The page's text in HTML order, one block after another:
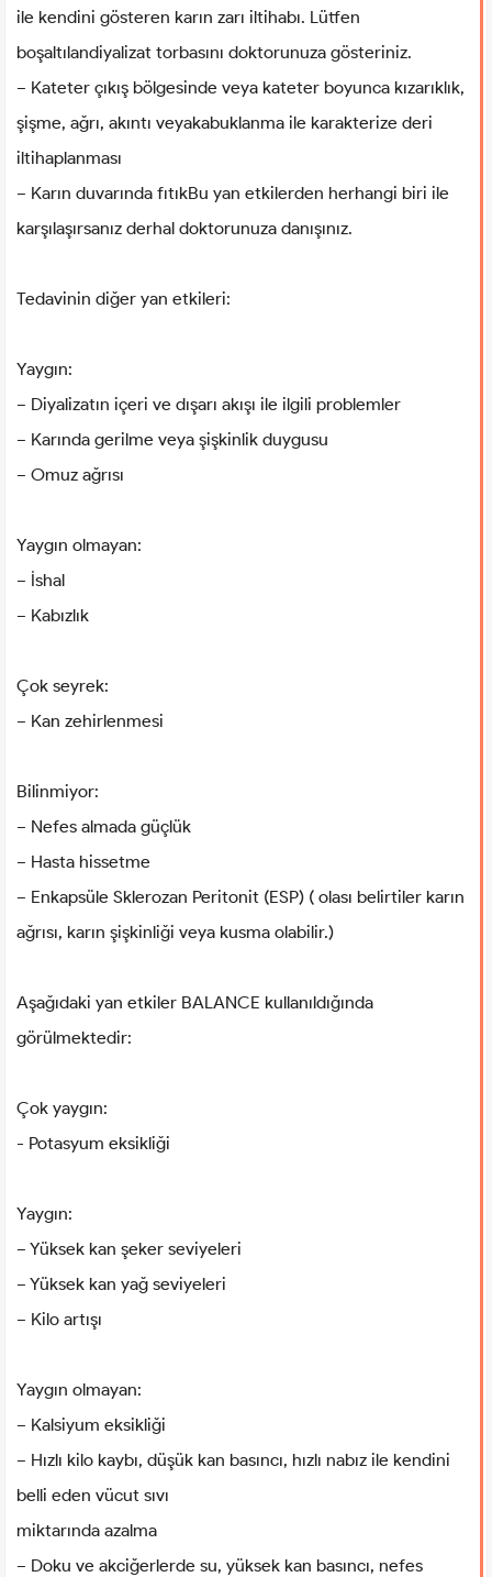
ile kendini gösteren karın zarı iltihabı. Lütfen
boşaltılandiyalizat torbasını doktorunuza gösteriniz.
− Kateter çıkış bölgesinde veya kateter boyunca kızarıklık,
şişme, ağrı, akıntı veyakabuklanma ile karakterize deri
iltihaplanması
− Karın duvarında fıtıkBu yan etkilerden herhangi biri ile
karşılaşırsanız derhal doktorunuza danışınız.
Tedavinin diğer yan etkileri:
Yaygın:
− Diyalizatın içeri ve dışarı akışı ile ilgili problemler
− Karında gerilme veya şişkinlik duygusu
− Omuz ağrısı
Yaygın olmayan:
− İshal
− Kabızlık
Çok seyrek:
− Kan zehirlenmesi
Bilinmiyor:
− Nefes almada güçlük
− Hasta hissetme
− Enkapsüle Sklerozan Peritonit (ESP) ( olası belirtiler karın
ağrısı, karın şişkinliği veya kusma olabilir.)
Aşağıdaki yan etkiler BALANCE kullanıldığında
görülmektedir:
Çok yaygın:
- Potasyum eksikliği
Yaygın:
− Yüksek kan şeker seviyeleri
− Yüksek kan yağ seviyeleri
− Kilo artışı
Yaygın olmayan:
− Kalsiyum eksikliği
− Hızlı kilo kaybı, düşük kan basıncı, hızlı nabız ile kendini
belli eden vücut sıvı
miktarında azalma
− Doku ve akciğerlerde su, yüksek kan basıncı, nefes